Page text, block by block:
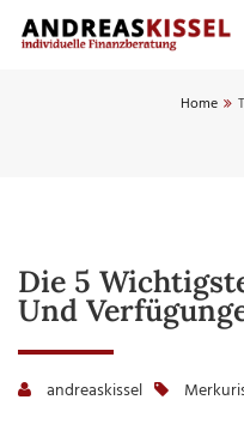
Home
Die 5
Und
andreaskissel